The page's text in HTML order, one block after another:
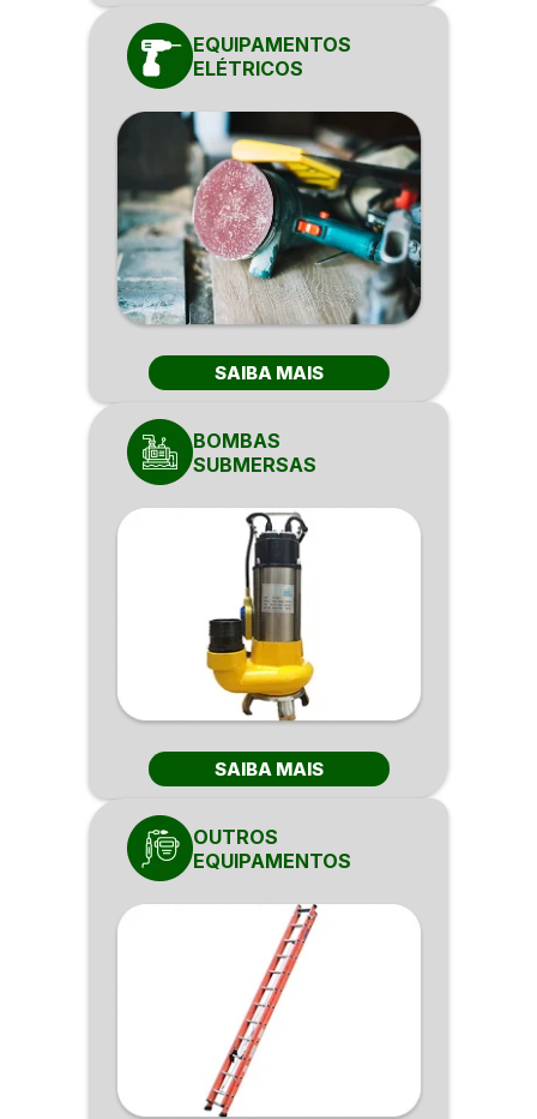
EQUIPAMENTOS
ELÉTRICOS
SAIBA MAIS
BOMBAS
SUBMERSAS
SAIBA MAIS
OUTROS
EQUIPAMENTOS